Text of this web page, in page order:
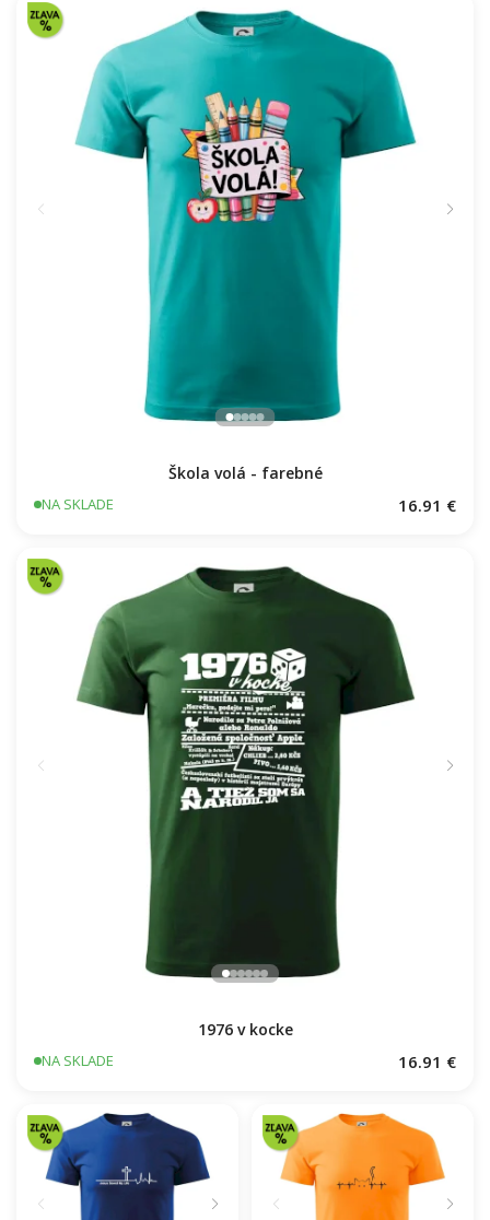
Škola volá - farebné
NA SKLADE 16.91 €
1976 v kocke
NA SKLADE 16.91 €